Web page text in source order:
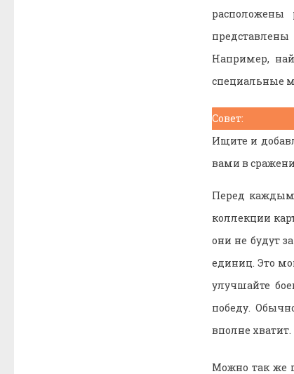
Например,
специальные
Совет:
Ищите и
вами в
Перед каждым
коллекции
они не будут
единиц. Это
улучшайте
победу.
вполне хватит.
Можно так же